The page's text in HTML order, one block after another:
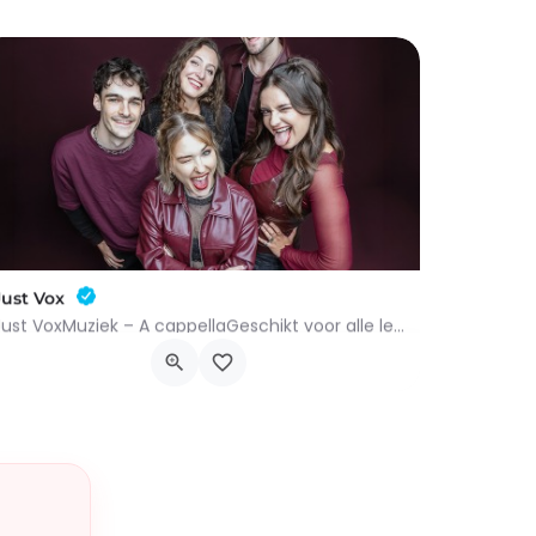
Vox
Just VoxMuziek – A cappellaGeschikt voor alle leeftijden.In 2026 bevestigde Just Vox zijn plek in de…
Place Charles De Gaule 9, 7700 Moeskroen